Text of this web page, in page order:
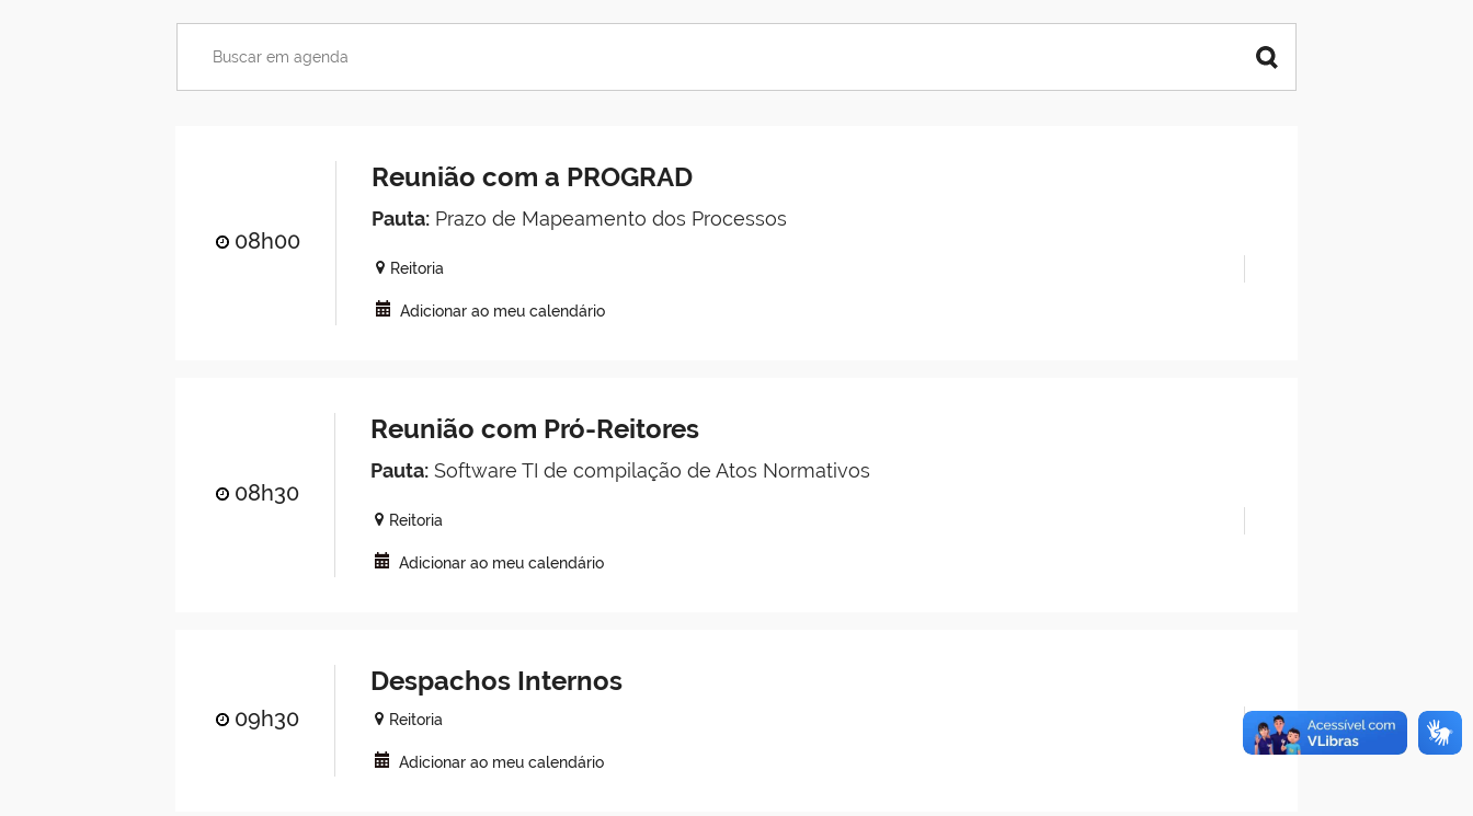
08h00
Reunião com a PROGRAD
Pauta:Prazo de Mapeamento dos Processos
Reitoria
Adicionar ao meu calendário
08h30
Reunião com Pró-Reitores
Pauta:Software TI de compilação de Atos Normativos
Reitoria
Adicionar ao meu calendário
09h30
Despachos Internos
Reitoria
Adicionar ao meu calendário